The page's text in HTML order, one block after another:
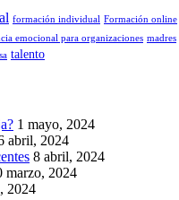
formación individual Formación online
emocional para organizaciones madres
talento
1 mayo, 2024
abril, 2024
8 abril, 2024
marzo, 2024
2024